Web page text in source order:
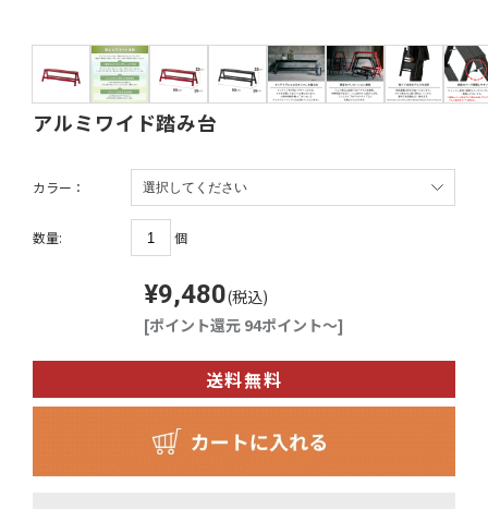
アルミワイド踏み台
¥9,480(税込)
[ポイント還元 94ポイント～]
カラー：
数量: 個